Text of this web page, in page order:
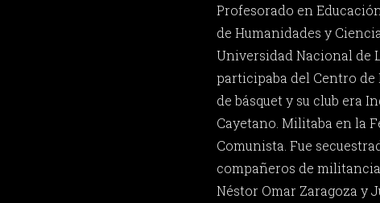
Profesorado en
de Humanidades y
Universidad Nacional de
participaba del Centro de
de básquet y su club era
Cayetano. Militaba en la
Comunista. Fue
compañeros de
Néstor Omar Zaragoza y